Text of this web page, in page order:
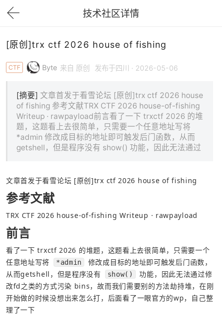
技术社区详情
下拉刷新
[原创]trx ctf 2026 house of fishing
CTF Byte 来自 原创 发布于四川 · 2026-05-06
[摘要] 文章首发于看雪论坛 [原创]trx ctf 2026 house
of fishing 参考文献TRX CTF 2026 house-of-fishing
Writeup · rawpayload前言看了一下 trxctf 2026 的堆
题，这题看上去很简单，只需要一个任意地址写将
*admin 修改成目标的地址即可触发后门函数，从而
getshell，但是程序没有 show() 功能，因此无法通过
文章首发于看雪论坛 [原创]trx ctf 2026 house of fishing
参考文献
TRX CTF 2026 house-of-fishing Writeup · rawpayload
前言
看了一下 trxctf 2026 的堆题，这题看上去很简单，只需要一个
任意地址写将
*admin
修改成目标的地址即可触发后门函数，
从而getshell，但是程序没有
show()
功能，因此无法通过修
改fd之类的方式污染 bins，故而我们需要别的方法劫持堆，在刚
开始做的时候没想出来怎么打，后面看了一眼官方的wp，自己整
理了一下